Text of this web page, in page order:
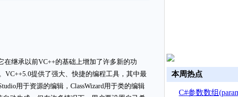
在继承以前VC++的基础上增加了许多新的功
VC++5.0提供了强大、快捷的编程工具，其中最
用于资源的编辑，ClassWizard用于类的编辑
本周热点
C#参数数组